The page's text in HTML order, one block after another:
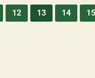
12 13 14 15